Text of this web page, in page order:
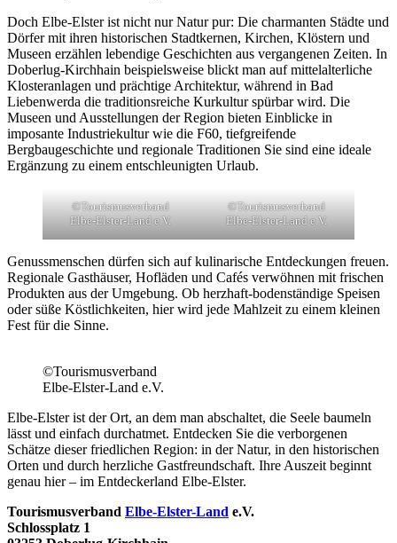
Doch Elbe-Elster ist nicht nur Natur pur: Die charmanten Städte und
Dörfer mit ihren historischen Stadtkernen, Kirchen, Klöstern und
Museen erzählen lebendige Geschichten aus vergangenen Zeiten. In
Doberlug-Kirchhain beispielsweise blickt man auf mittelalterliche
Klosteranlagen und prächtige Architektur, während in Bad
Liebenwerda die traditionsreiche Kurkultur spürbar wird. Die
Museen und Ausstellungen der Region bieten Einblicke in
imposante Industriekultur wie die F60, tiefgreifende
Bergbaugeschichte und regionale Traditionen Sie sind eine ideale
Ergänzung zu einem entschleunigten Urlaub.
©Tourismusverband
Elbe-Elster-Land e.V.
©Tourismusverband
Elbe-Elster-Land e.V.
Genussmenschen dürfen sich auf kulinarische Entdeckungen freuen.
Regionale Gasthäuser, Hofläden und Cafés verwöhnen mit frischen
Produkten aus der Umgebung. Ob herzhaft-bodenständige Speisen
oder süße Köstlichkeiten, hier wird jede Mahlzeit zu einem kleinen
Fest für die Sinne.
©Tourismusverband
Elbe-Elster-Land e.V.
Elbe-Elster ist der Ort, an dem man abschaltet, die Seele baumeln
lässt und einfach durchatmet. Entdecken Sie die verborgenen
Schätze dieser friedlichen Region: in der Natur, in den historischen
Orten und durch herzliche Gastfreundschaft. Ihre Auszeit beginnt
genau hier – im Entdeckerland Elbe-Elster.
Tourismusverband Elbe-Elster-Land e.V.
Schlossplatz 1